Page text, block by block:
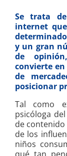
Se trata
internet
y un gran
de
convierte
de
posicionar
Tal como
psicóloga
de
de los
niños